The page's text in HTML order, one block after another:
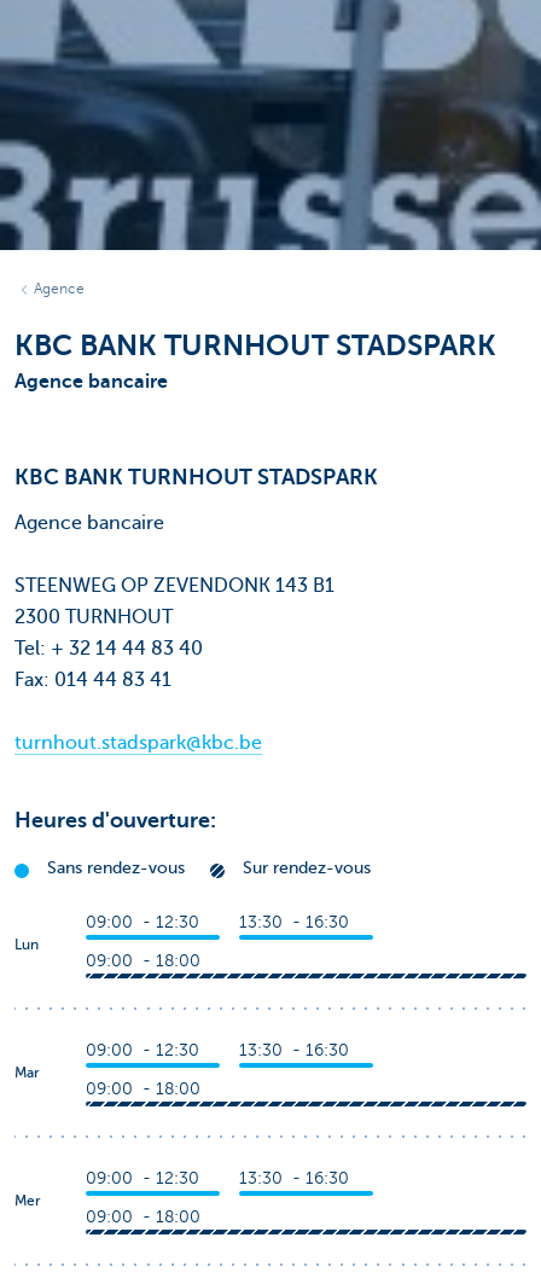
Agence
KBC BANK TURNHOUT STADSPARK
Agence bancaire
KBC BANK TURNHOUT STADSPARK
Agence bancaire
STEENWEG OP ZEVENDONK 143 B1
2300 TURNHOUT
Tel: + 32 14 44 83 40
Fax: 014 44 83 41
turnhout.stadspark@kbc.be
Heures d'ouverture:
Sans rendez-vous Sur rendez-vous
Lun
09:00 - 12:30 13:30 - 16:30
09:00 - 18:00
Mar
09:00 - 12:30 13:30 - 16:30
09:00 - 18:00
Mer
09:00 - 12:30 13:30 - 16:30
09:00 - 18:00